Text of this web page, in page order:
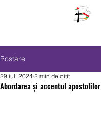
Postare
Abordarea și accentul apostolilor
29 iul. 2024 2 min de citit